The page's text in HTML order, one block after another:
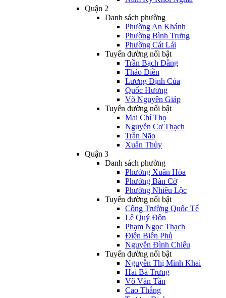
Quận 2
Danh sách phường
Phường An Khánh
Phường Bình Trưng
Phường Cát Lái
Tuyến đường nổi bật
Trần Bạch Đằng
Thảo Điền
Lương Định Của
Quốc Hương
Võ Nguyên Giáp
Tuyến đường nổi bật
Mai Chí Thọ
Nguyễn Cơ Thạch
Trần Não
Xuân Thủy
Quận 3
Danh sách phường
Phường Xuân Hòa
Phường Bàn Cờ
Phường Nhiêu Lộc
Tuyến đường nổi bật
Công Trường Quốc Tế
Lê Quý Đôn
Phạm Ngọc Thạch
Điện Biên Phủ
Nguyễn Đình Chiểu
Tuyến đường nổi bật
Nguyễn Thị Minh Khai
Hai Bà Trưng
Võ Văn Tần
Cao Thắng